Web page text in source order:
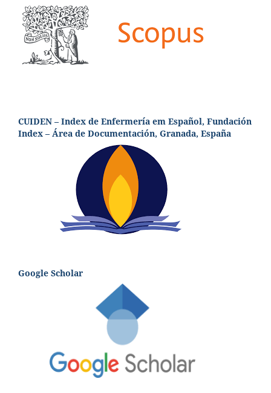
CUIDEN – Index de Enfermería em Español, Fundación
Index – Área de Documentación, Granada, España
Google Scholar